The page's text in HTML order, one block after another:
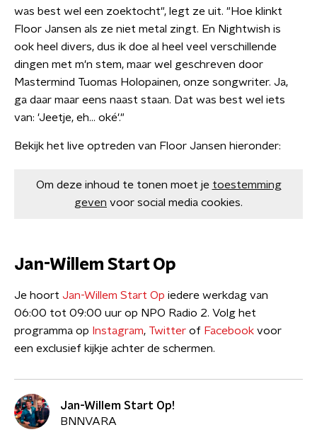
was best wel een zoektocht", legt ze uit. "Hoe klinkt
Floor Jansen als ze niet metal zingt. En Nightwish is
ook heel divers, dus ik doe al heel veel verschillende
dingen met m'n stem, maar wel geschreven door
Mastermind Tuomas Holopainen, onze songwriter. Ja,
ga daar maar eens naast staan. Dat was best wel iets
van: 'Jeetje, eh... oké'."
Bekijk het live optreden van Floor Jansen hieronder:
Om deze inhoud te tonen moet je toestemming
geven voor social media cookies.
Jan-Willem Start Op
Je hoort Jan-Willem Start Op iedere werkdag van
06:00 tot 09:00 uur op NPO Radio 2. Volg het
programma op Instagram, Twitter of Facebook voor
een exclusief kijkje achter de schermen.
Jan-Willem Start Op!
BNNVARA